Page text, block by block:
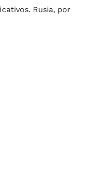
Rusia, por